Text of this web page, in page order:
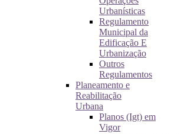
Urbanísticas
Regulamento
Municipal da
Edificação E
Urbanização
Outros
Regulamentos
Planeamento e
Reabilitação
Urbana
Planos (Igt) em
Vigor